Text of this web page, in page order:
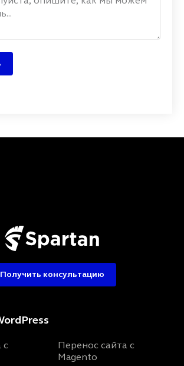
с
Перенос сайта с
Magento
Получить консультацию